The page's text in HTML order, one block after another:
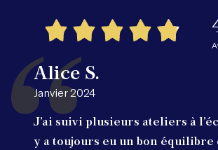
Alice S.
Janvier 2024
J’ai suivi plusieurs ateliers à
y a toujours eu un bon